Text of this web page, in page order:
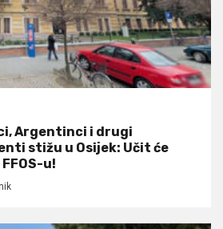
Argentinci i drugi
stižu u Osijek: Učit će
u!